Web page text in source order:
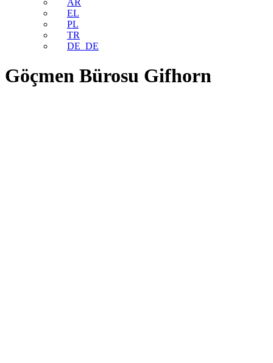
AR
EL
PL
TR
DE_DE
Göçmen Bürosu Gifhorn